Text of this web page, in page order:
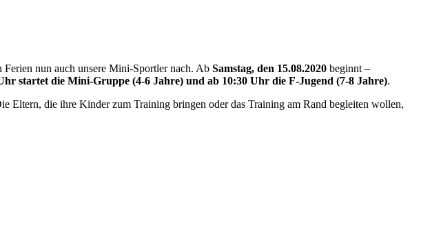
Ferien nun auch unsere Mini-Sportler nach. Ab Samstag, den 15.08.2020 beginnt –
startet die Mini-Gruppe (4-6 Jahre) und ab 10:30 Uhr die F-Jugend (7-8 Jahre).
Eltern, die ihre Kinder zum Training bringen oder das Training am Rand begleiten wollen,